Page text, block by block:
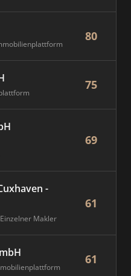
80
75
69
-
Einzelner Makler
61
61